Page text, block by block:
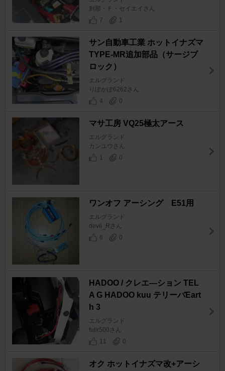
刹那・Ｆ・セイエイさん
7
1
サン自動車工業 ホットイナズマ
TYPE-MR追加部品（サージブ
ロック）
エルグランド
りぽかぽ6262さん
4
0
マサ工房 VQ25極太アース
エルグランド
カンユウさん
1
0
ワンオフ アーシング E51用
エルグランド
devil_Rさん
6
0
HADOO / クレエ―ション TEL
A G HADOO kuu テリーバEart
h 3
エルグランド
fullr500さん
11
0
オク ホットイナズマ改+アーシ